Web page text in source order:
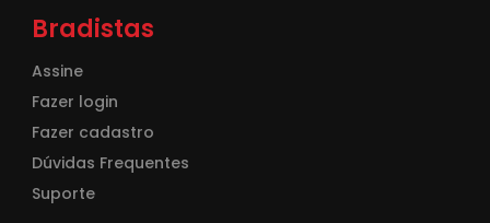
Bradistas
Assine
Fazer login
Fazer cadastro
Dúvidas Frequentes
Suporte